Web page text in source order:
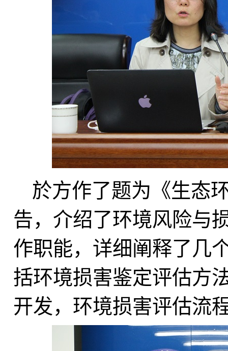
於方作了题为《生态
告，介绍了环境风险与
作职能，详细阐释了几
括环境损害鉴定评估方
开发，环境损害评估流